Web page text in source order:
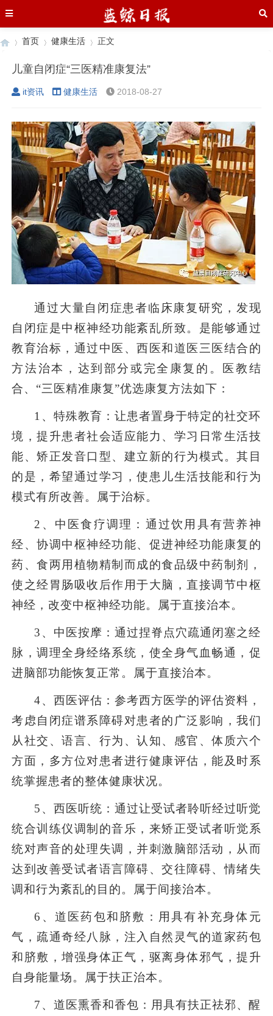
›
首页
›
健康生活
›
正文
儿童自闭症“三医精准康复法”
it资讯 健康生活 2018-08-27
通过大量自闭症患者临床康复研究，发现
自闭症是中枢神经功能紊乱所致。是能够通过
教育治标，通过中医、西医和道医三医结合的
方法治本，达到部分或完全康复的。医教结
合、“三医精准康复”优选康复方法如下：
1 、特殊教育：让患者置身于特定的社交环
境，提升患者社会适应能力、学习日常生活技
能、矫正发音口型、建立新的行为模式。其目
的是，希望通过学习，使患儿生活技能和行为
模式有所改善。属于治标。
2 、中医食疗调理：通过饮用具有营养神
经、协调中枢神经功能、促进神经功能康复的
药、食两用植物精制而成的食品级中药制剂，
使之经胃肠吸收后作用于大脑，直接调节中枢
神经，改变中枢神经功能。属于直接治本。
3 、中医按摩：通过捏脊点穴疏通闭塞之经
脉，调理全身经络系统，使全身气血畅通，促
进脑部功能恢复正常。属于直接治本。
4、西医评估：参考西方医学的评估资料，
考虑自闭症谱系障碍对患者的广泛影响，我们
从社交、语言、行为、认知、感官、体质六个
方面，多方位对患者进行健康评估，能及时系
统掌握患者的整体健康状况。
5 、西医听统：通过让受试者聆听经过听觉
统合训练仪调制的音乐，来矫正受试者听觉系
统对声音的处理失调，并刺激脑部活动，从而
达到改善受试者语言障碍、交往障碍、情绪失
调和行为紊乱的目的。属于间接治本。
6 、道医药包和脐敷：用具有补充身体元
气，疏通奇经八脉，注入自然灵气的道家药包
和脐敷，增强身体正气，驱离身体邪气，提升
自身能量场。属于扶正治本。
7 、道医熏香和香包：用具有扶正祛邪、醒